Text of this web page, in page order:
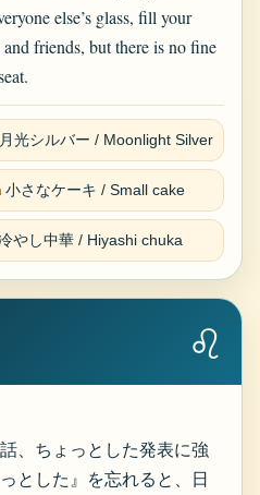
else’s glass, fill your
friends, but there is no fine
光シルバー / Moonlight Silver
小さなケーキ / Small cake
やし中華 / Hiyashi chuka
♌
、ちょっとした発表に強
とした』を忘れると、日